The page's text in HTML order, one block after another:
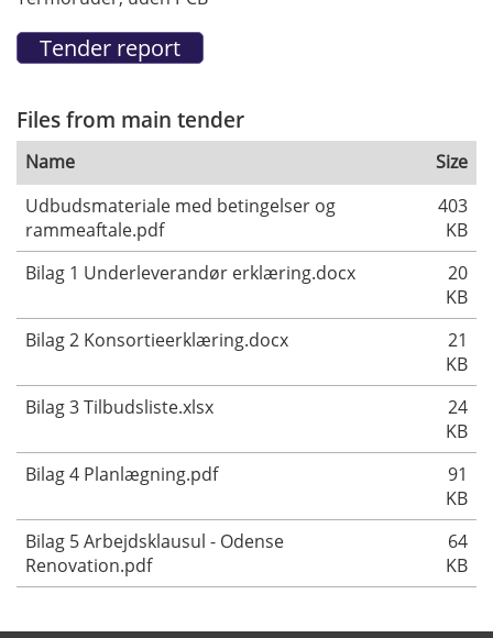
Files from main tender
Name
Size
Udbudsmateriale med betingelser og
rammeaftale.pdf
403
KB
Bilag 1 Underleverandør erklæring.docx
20
KB
Bilag 2 Konsortieerklæring.docx
21
KB
Bilag 3 Tilbudsliste.xlsx
24
KB
Bilag 4 Planlægning.pdf
91
KB
Bilag 5 Arbejdsklausul - Odense
Renovation.pdf
64
KB